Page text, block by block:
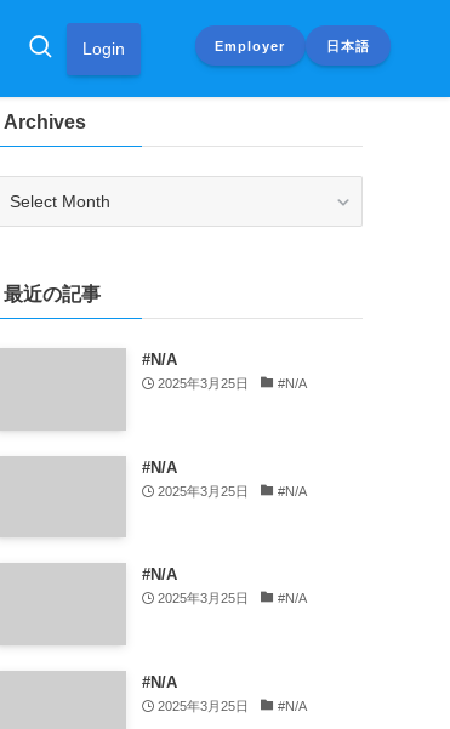
Login Employer 日本語
Archives
最近の記事
#N/A
2025年3月25日 #N/A
#N/A
2025年3月25日 #N/A
#N/A
2025年3月25日 #N/A
#N/A
2025年3月25日 #N/A